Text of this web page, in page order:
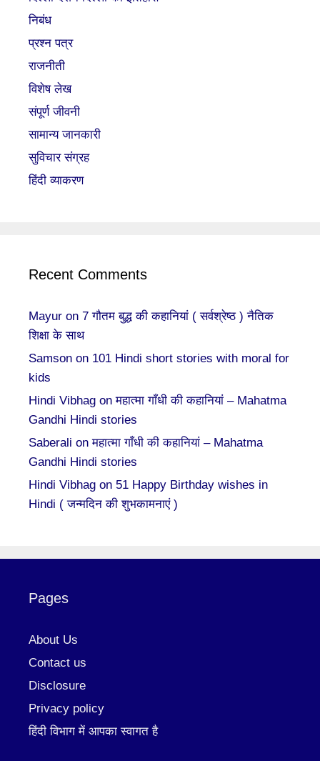
निबंध
प्रश्न पत्र
राजनीती
विशेष लेख
संपूर्ण जीवनी
सामान्य जानकारी
सुविचार संग्रह
हिंदी व्याकरण
Recent Comments
Mayur on 7 गौतम बुद्ध की कहानियां ( सर्वश्रेष्ठ ) नैतिक
शिक्षा के साथ
Samson on 101 Hindi short stories with moral for
kids
Hindi Vibhag onमहात्मा गाँधी की कहानियां – Mahatma
Gandhi Hindi stories
Saberali onमहात्मा गाँधी की कहानियां – Mahatma
Gandhi Hindi stories
Hindi Vibhag on 51 Happy Birthday wishes in
Hindi ( जन्मदिन की शुभकामनाएं )
Pages
About Us
Contact us
Disclosure
Privacy policy
हिंदी विभाग में आपका स्वागत है